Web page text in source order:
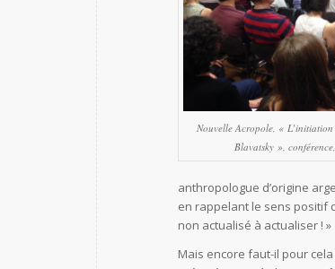
Nouvelle Acropole, «
Blavatsky »,
anthropologue d’origine
en rappelant le sens positif
non actualisé à actualiser ! »
Mais encore faut-il pour